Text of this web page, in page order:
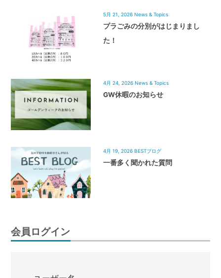
5月 21, 2026 News & Topics
プラごみの分別がはじまりまし
た！
4月 24, 2026 News & Topics
GW休暇のお知らせ
4月 19, 2026 BESTブログ
一番多く聞かれた質問
会員ログイン